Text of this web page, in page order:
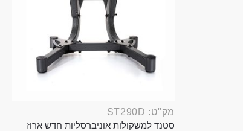
מק"ט: ST290D
סטנד למשקולות אוניברסליות חדש ארוז